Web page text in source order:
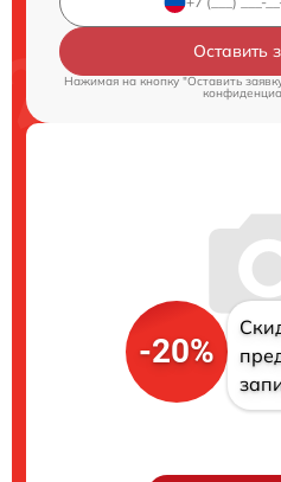
Оставить
Нажимая на кнопку "Оставить
-20%